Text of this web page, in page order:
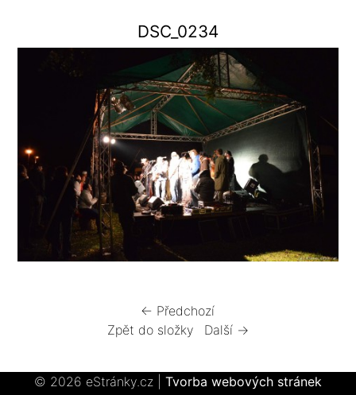
DSC_0234
← Předchozí
Zpět do složky
Další →
© 2026 eStránky.cz Tvorba webových stránek